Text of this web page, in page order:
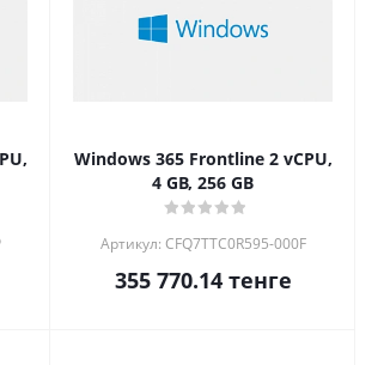
Windows 365 Frontline 2 vCPU,
4 GB, 256 GB
Артикул: CFQ7TTC0R595-000F
355 770.14тенге